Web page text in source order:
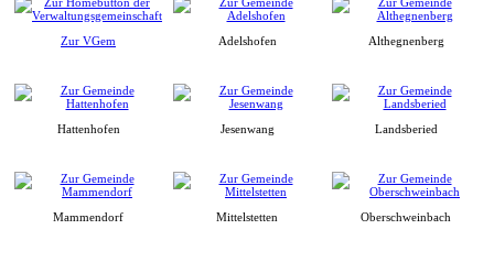
Zur VGem Adelshofen Althegnenberg
Hattenhofen Jesenwang Landsberied
Mammendorf Mittelstetten Oberschweinbach